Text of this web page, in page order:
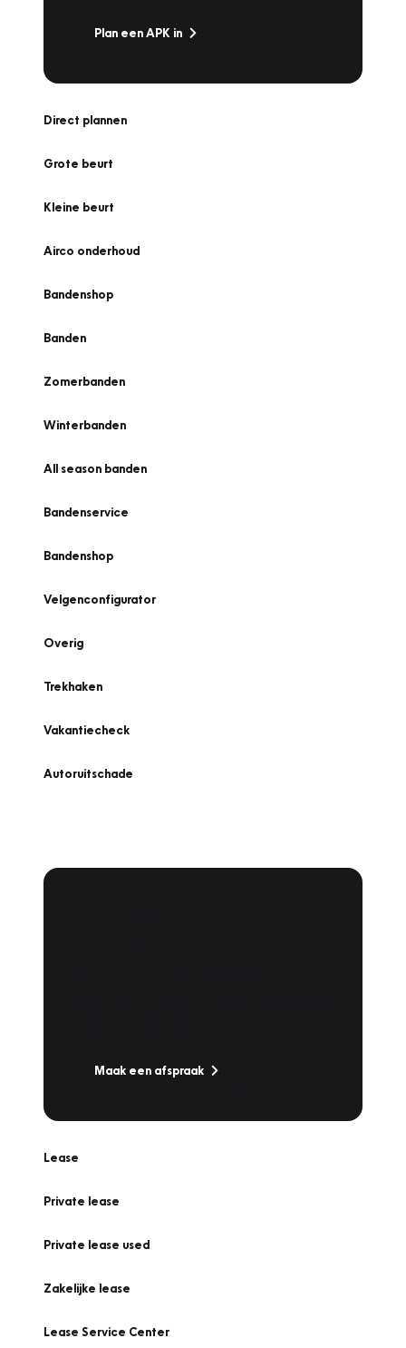
Plan een APK in
Direct plannen
Grote beurt
Kleine beurt
Airco onderhoud
Bandenshop
Banden
Zomerbanden
Winterbanden
All season banden
Bandenservice
Bandenshop
Velgenconfigurator
Overig
Trekhaken
Vakantiecheck
Autoruitschade
Maak een afspraak
Lease
Private lease
Private lease used
Zakelijke lease
Lease Service Center